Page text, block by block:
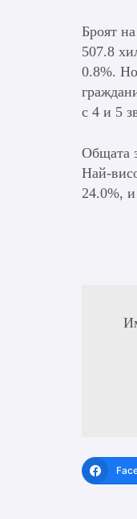
Броят
507.8
0.8%.
с 4 и 5
Общата
Най-
24.0%,